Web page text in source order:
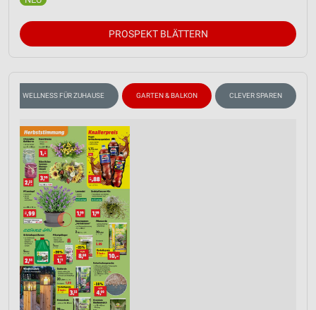
PROSPEKT BLÄTTERN
WELLNESS FÜR ZUHAUSE GARTEN & BALKON CLEVER SPAREN